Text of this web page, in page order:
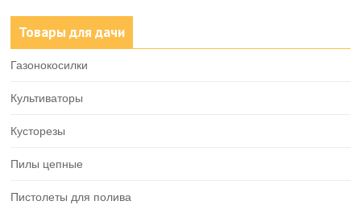
Товары для дачи
Газонокосилки
Культиваторы
Кусторезы
Пилы цепные
Пистолеты для полива